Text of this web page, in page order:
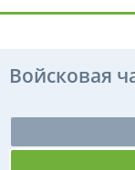
Войсковая